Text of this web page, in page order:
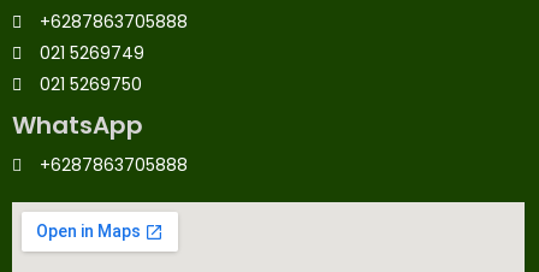
+6287863705888
021 5269749
021 5269750
WhatsApp
+6287863705888